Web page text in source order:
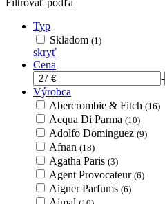
Filtrovať podľa
Typ
Skladom (1)
skryť
Cena
-
Výrobca
Abercrombie & Fitch (16)
Acqua Di Parma (10)
Adolfo Dominguez (9)
Afnan (18)
Agatha Paris (3)
Agent Provocateur (6)
Aigner Parfums (6)